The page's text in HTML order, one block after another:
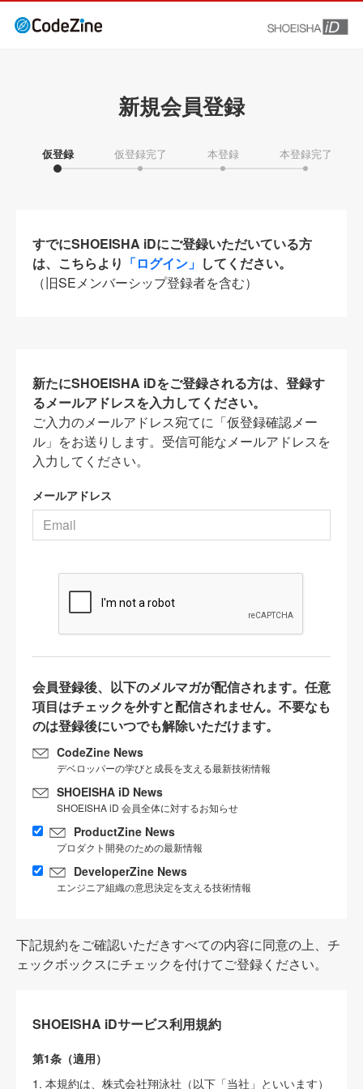
新規会員登録
仮登録 仮登録完了 本登録 本登録完了
すでにSHOEISHA iDにご登録いただいている方
は、こちらより 「ログイン」 してください。
（旧SEメンバーシップ登録者を含む）
新たにSHOEISHA iDをご登録される方は、登録す
るメールアドレスを入力してください。
ご入力のメールアドレス宛てに「仮登録確認メー
ル」をお送りします。受信可能なメールアドレスを
入力してください。
メールアドレス
会員登録後、以下のメルマガが配信されます。任意
項目はチェックを外すと配信されません。不要なも
のは登録後にいつでも解除いただけます。
CodeZine News
デベロッパーの学びと成長を支える最新技術情報
SHOEISHA iD News
SHOEISHA iD 会員全体に対するお知らせ
ProductZine News
プロダクト開発のための最新情報
DeveloperZine News
エンジニア組織の意思決定を支える技術情報
下記規約をご確認いただきすべての内容に同意の上、チ
ェックボックスにチェックを付けてご登録ください。
SHOEISHA iDサービス利用規約
第1条（適用）
1. 本規約は、株式会社翔泳社（以下「当社」といいます）